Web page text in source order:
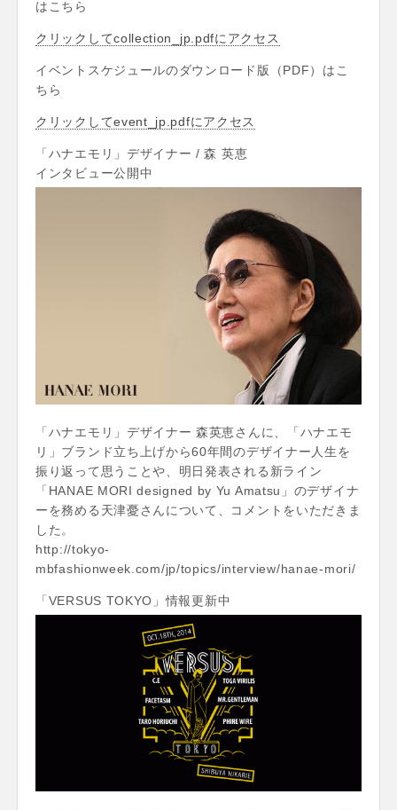
はこちら
クリックしてcollection_jp.pdfにアクセス
イベントスケジュールのダウンロード版（PDF）はこ
ちら
クリックしてevent_jp.pdfにアクセス
「ハナエモリ」デザイナー / 森 英恵
インタビュー公開中
「ハナエモリ」デザイナー 森英恵さんに、「ハナエモ
リ」ブランド立ち上げから60年間のデザイナー人生を
振り返って思うことや、明日発表される新ライン
「HANAE MORI designed by Yu Amatsu」のデザイナ
ーを務める天津憂さんについて、コメントをいただきま
した。
http://tokyo-
mbfashionweek.com/jp/topics/interview/hanae-mori/
「VERSUS TOKYO」情報更新中